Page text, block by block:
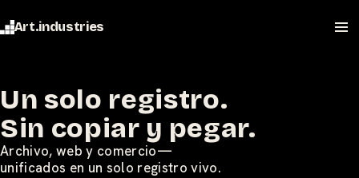
Art.industries
Un solo registro.
Sin copiar y pegar.
Archivo, web y comercio—
unificados en un solo registro vivo.